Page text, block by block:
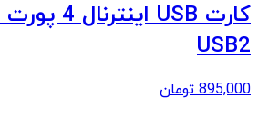
USB2
895,000 تومان